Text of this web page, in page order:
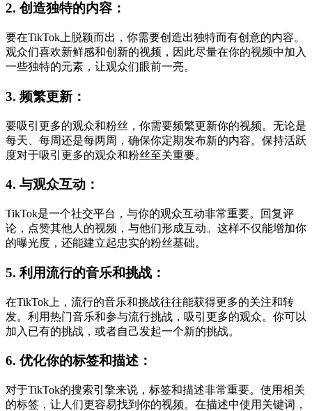
2. 创造独特的内容：
要在TikTok上脱颖而出，你需要创造出独特而有创意的内容。
观众们喜欢新鲜感和创新的视频，因此尽量在你的视频中加入
一些独特的元素，让观众们眼前一亮。
3. 频繁更新：
要吸引更多的观众和粉丝，你需要频繁更新你的视频。无论是
每天、每周还是每两周，确保你定期发布新的内容。保持活跃
度对于吸引更多的观众和粉丝至关重要。
4. 与观众互动：
TikTok是一个社交平台，与你的观众互动非常重要。回复评
论，点赞其他人的视频，与他们形成互动。这样不仅能增加你
的曝光度，还能建立起忠实的粉丝基础。
5. 利用流行的音乐和挑战：
在TikTok上，流行的音乐和挑战往往能获得更多的关注和转
发。利用热门音乐和参与流行挑战，吸引更多的观众。你可以
加入已有的挑战，或者自己发起一个新的挑战。
6. 优化你的标签和描述：
对于TikTok的搜索引擎来说，标签和描述非常重要。使用相关
的标签，让人们更容易找到你的视频。在描述中使用关键词，